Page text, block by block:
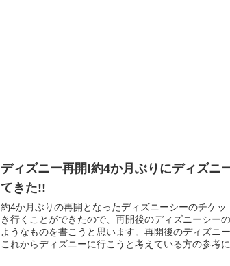
ディズニー再開!約4か月ぶりにディズニ
てきた!!
約4か月ぶりの再開となったディズニーシーのチケ
き行くことができたので、再開後のディズニーシー
ようなものを書こうと思います。再開後のディズニー
これからディズニーに行こうと考えている方の参考